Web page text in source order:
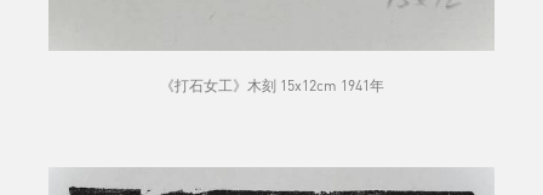
《打石女工》木刻 15x12cm 1941年